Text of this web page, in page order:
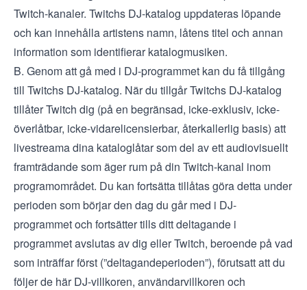
Twitch-kanaler. Twitchs DJ-katalog uppdateras löpande
och kan innehålla artistens namn, låtens titel och annan
information som identifierar katalogmusiken.
B. Genom att gå med i DJ-programmet kan du få tillgång
till Twitchs DJ-katalog. När du tillgår Twitchs DJ-katalog
tillåter Twitch dig (på en begränsad, icke-exklusiv, icke-
överlåtbar, icke-vidarelicensierbar, återkallerlig basis) att
livestreama dina kataloglåtar som del av ett audiovisuellt
framträdande som äger rum på din Twitch-kanal inom
programområdet. Du kan fortsätta tillåtas göra detta under
perioden som börjar den dag du går med i DJ-
programmet och fortsätter tills ditt deltagande i
programmet avslutas av dig eller Twitch, beroende på vad
som inträffar först (”deltagandeperioden”), förutsatt att du
följer de här DJ-villkoren, användarvillkoren och